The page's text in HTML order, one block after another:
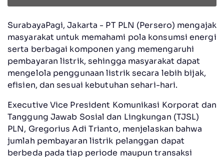
SurabayaPagi, Jakarta - PT PLN (Persero) mengajak
masyarakat untuk memahami pola konsumsi energi
serta berbagai komponen yang memengaruhi
pembayaran listrik, sehingga masyarakat dapat
mengelola penggunaan listrik secara lebih bijak,
efisien, dan sesuai kebutuhan sehari-hari.
Executive Vice President Komunikasi Korporat dan
Tanggung Jawab Sosial dan Lingkungan (TJSL)
PLN, Gregorius Adi Trianto, menjelaskan bahwa
jumlah pembayaran listrik pelanggan dapat
berbeda pada tiap periode maupun transaksi